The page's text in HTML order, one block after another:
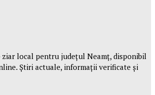
ziar local pentru județul Neamț, disponibil
Știri actuale, informații verificate și